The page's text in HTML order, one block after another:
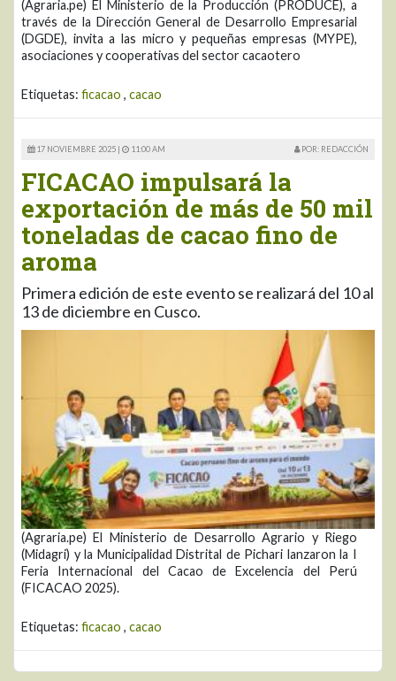
(Agraria.pe) El Ministerio de la Producción (PRODUCE), a
través de la Dirección General de Desarrollo Empresarial
(DGDE), invita a las micro y pequeñas empresas (MYPE),
asociaciones y cooperativas del sector cacaotero
Etiquetas: ficacao , cacao
17 NOVIEMBRE 2025 | 11:00 AM POR: REDACCIÓN
FICACAO impulsará la
exportación de más de 50 mil
toneladas de cacao fino de
aroma
Primera edición de este evento se realizará del 10 al
13 de diciembre en Cusco.
(Agraria.pe) El Ministerio de Desarrollo Agrario y Riego
(Midagri) y la Municipalidad Distrital de Pichari lanzaron la I
Feria Internacional del Cacao de Excelencia del Perú
(FICACAO 2025).
Etiquetas: ficacao , cacao